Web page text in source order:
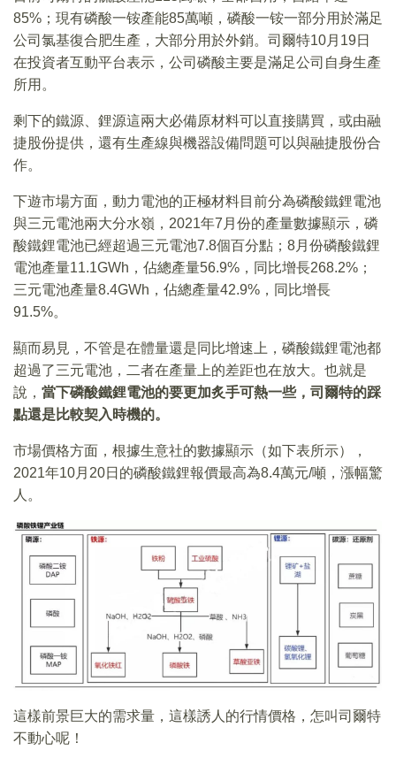
85%；現有磷酸一铵產能85萬噸，磷酸一铵一部分用於滿足
公司氯基復合肥生產，大部分用於外銷。司爾特10月19日
在投資者互動平台表示，公司磷酸主要是滿足公司自身生產
所用。
剩下的鐵源、鋰源這兩大必備原材料可以直接購買，或由融
捷股份提供，還有生產線與機器設備問題可以與融捷股份合
作。
下遊市場方面，動力電池的正極材料目前分為磷酸鐵鋰電池
與三元電池兩大分水嶺，2021年7月份的產量數據顯示，磷
酸鐵鋰電池已經超過三元電池7.8個百分點；8月份磷酸鐵鋰
電池產量11.1GWh，佔總產量56.9%，同比增長268.2%；
三元電池產量8.4GWh，佔總產量42.9%，同比增長
91.5%。
顯而易見，不管是在體量還是同比增速上，磷酸鐵鋰電池都
超過了三元電池，二者在產量上的差距也在放大。也就是
說， 當下磷酸鐵鋰電池的要更加炙手可熱一些，司爾特的踩
點還是比較契入時機的。
市場價格方面，根據生意社的數據顯示（如下表所示），
2021年10月20日的磷酸鐵鋰報價最高為8.4萬元/噸，漲幅驚
人。
這樣前景巨大的需求量，這樣誘人的行情價格，怎叫司爾特
不動心呢！